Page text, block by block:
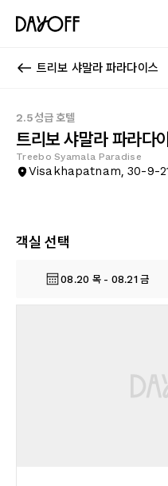
트리보 샤말라 파라다이스
2.5성급 호텔
트리보 샤말라 파라다
Treebo Syamala Paradise
Visakhapatnam, 30-9-
객실 선택
08.20 목 - 08.21 금